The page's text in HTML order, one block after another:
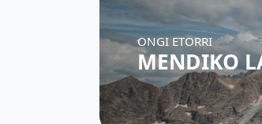
ONGI ETORRI
MENDIKO